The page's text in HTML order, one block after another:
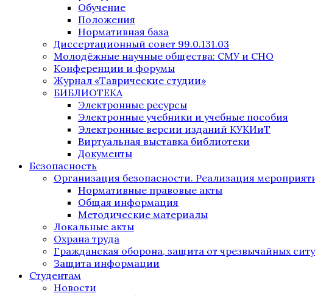
Обучение
Положения
Нормативная база
Диссертационный совет 99.0.131.03
Молодёжные научные общества: СМУ и СНО
Конференции и форумы
Журнал «Таврические студии»
БИБЛИОТЕКА
Электронные ресурсы
Электронные учебники и учебные пособия
Электронные версии изданий КУКИиТ
Виртуальная выставка библиотеки
Документы
Безопасность
Организация безопасности. Реализация
Нормативные правовые акты
Общая информация
Методические материалы
Локальные акты
Охрана труда
Гражданская оборона, защита от чрезвычайных
Защита информации
Студентам
Новости